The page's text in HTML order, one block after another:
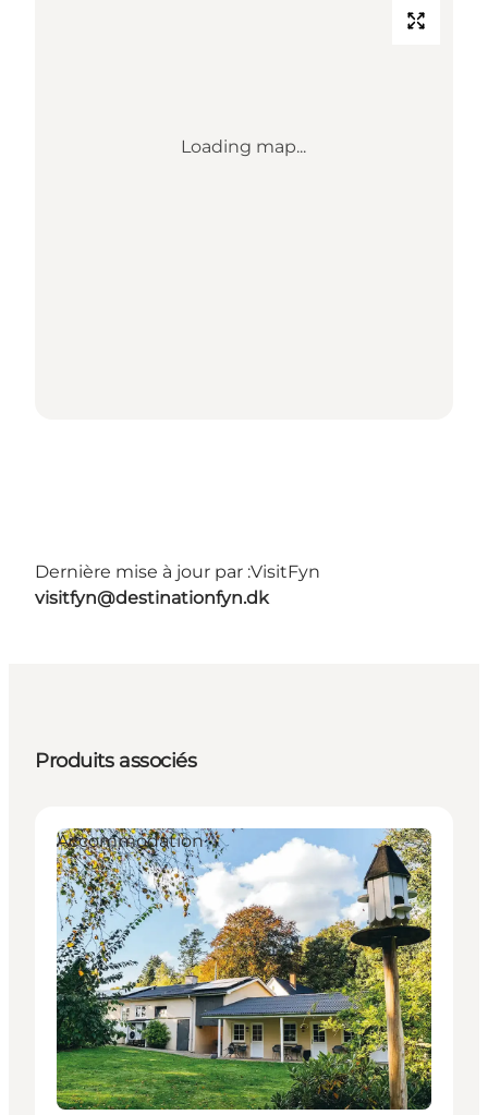
Loading map...
Dernière mise à jour par :VisitFyn
visitfyn@destinationfyn.dk
Produits associés
Accommodation